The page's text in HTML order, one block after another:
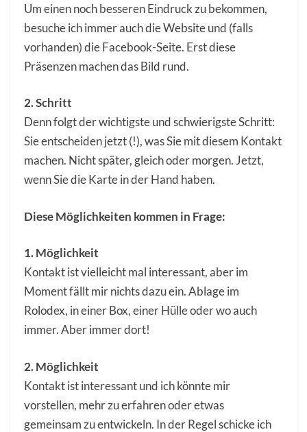
Um einen noch besseren Eindruck zu bekommen,
besuche ich immer auch die Website und (falls
vorhanden) die Facebook-Seite. Erst diese
Präsenzen machen das Bild rund.
2. Schritt
Denn folgt der wichtigste und schwierigste Schritt:
Sie entscheiden jetzt (!), was Sie mit diesem Kontakt
machen. Nicht später, gleich oder morgen. Jetzt,
wenn Sie die Karte in der Hand haben.
Diese Möglichkeiten kommen in Frage:
1. Möglichkeit
Kontakt ist vielleicht mal interessant, aber im
Moment fällt mir nichts dazu ein. Ablage im
Rolodex, in einer Box, einer Hülle oder wo auch
immer. Aber immer dort!
2. Möglichkeit
Kontakt ist interessant und ich könnte mir
vorstellen, mehr zu erfahren oder etwas
gemeinsam zu entwickeln. In der Regel schicke ich